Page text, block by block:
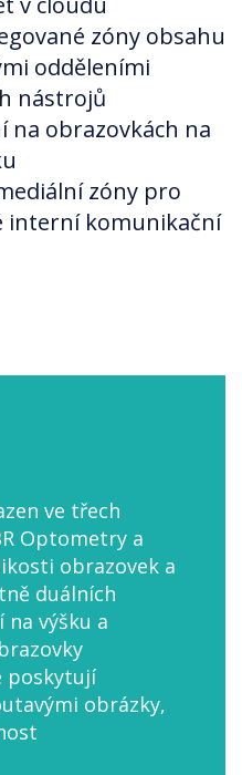
zóny obsahu
odděleními
nástrojů
na obrazovkách na
zóny pro
interní komunikační
ve třech
Optometry a
obrazovek a
duálních
na výšku a
poskytují
obrázky,